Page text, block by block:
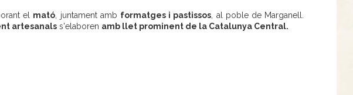
el mató , juntament amb formatges i pastissos , al poble de Marganell.
artesanals s'elaboren amb llet prominent de la Catalunya Central.